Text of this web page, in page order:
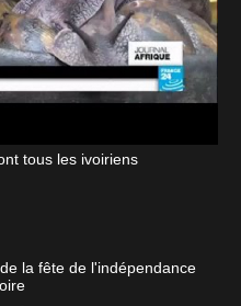
tous les ivoiriens
la fête de l'indépendance